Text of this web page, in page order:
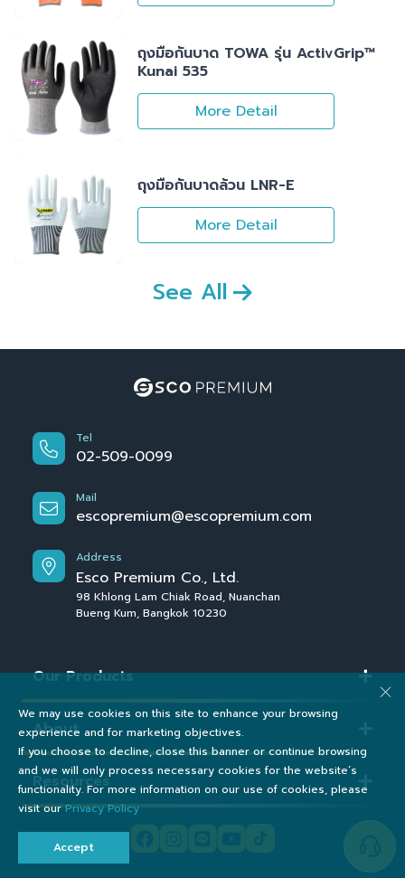
See All
ถุงมือกันบาด TOWA รุ่น ActivGrip™
Kunai 535
More Detail
ถุงมือกันบาดล้วน LNR-E
More Detail
Tel
02-509-0099
Mail
escopremium@escopremium.com
Address
Esco Premium Co., Ltd.
98 Khlong Lam Chiak Road, Nuanchan
Bueng Kum, Bangkok 10230
Our Products
About
Resources
We may use cookies on this site to enhance your browsing
experience and for marketing objectives.
If you choose to decline, close this banner or continue browsing
and we will only process necessary cookies for the website’s
functionality. For more information on our use of cookies, please
visit our Privacy Policy
Accept